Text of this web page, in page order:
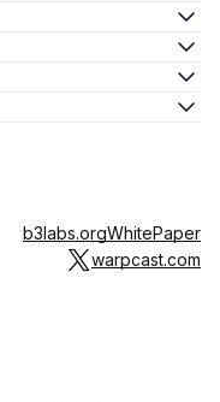
b3labs.orgWhitePaper
warpcast.com